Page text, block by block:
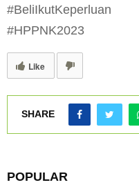
#BeliIkutKeperluan
#HPPNK2023
Like
SHARE
POPULAR